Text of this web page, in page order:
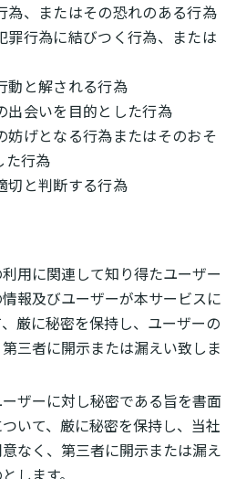
為、またはその恐れのある行為
罪行為に結びつく行為、または
動と解される行為
出会いを目的とした行為
妨げとなる行為またはそのおそ
た行為
切と判断する行為
用に関連して知り得たユーザー
報及びユーザーが本サービスに
厳に秘密を保持し、ユーザーの
三者に開示または漏えい致しま
ザーに対し秘密である旨を書面
いて、厳に秘密を保持し、当社
なく、第三者に開示または漏え